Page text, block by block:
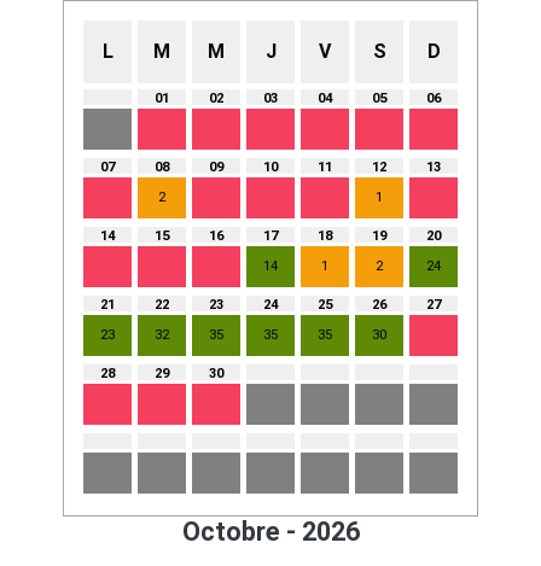
L M M J V S D
01 02 03 04 05 06
07
08
2
09 10 11
12
1
13
14 15 16
17
14
18
1
19
2
20
24
21
23
22
32
23
35
24
35
25
35
26
30
27
28 29 30
Octobre - 2026